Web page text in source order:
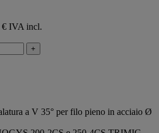
€ IVA incl.
+
a V 35° per filo pieno in acciaio Ø